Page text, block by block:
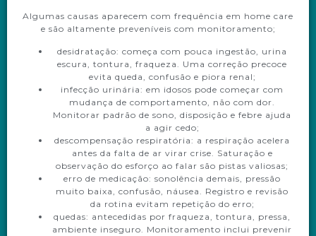
Algumas causas aparecem com frequência em home care
e são altamente preveníveis com monitoramento;
desidratação: começa com pouca ingestão, urina
escura, tontura, fraqueza. Uma correção precoce
evita queda, confusão e piora renal;
infecção urinária: em idosos pode começar com
mudança de comportamento, não com dor.
Monitorar padrão de sono, disposição e febre ajuda
a agir cedo;
descompensação respiratória: a respiração acelera
antes da falta de ar virar crise. Saturação e
observação do esforço ao falar são pistas valiosas;
erro de medicação: sonolência demais, pressão
muito baixa, confusão, náusea. Registro e revisão
da rotina evitam repetição do erro;
quedas: antecedidas por fraqueza, tontura, pressa,
ambiente inseguro. Monitoramento inclui prevenir